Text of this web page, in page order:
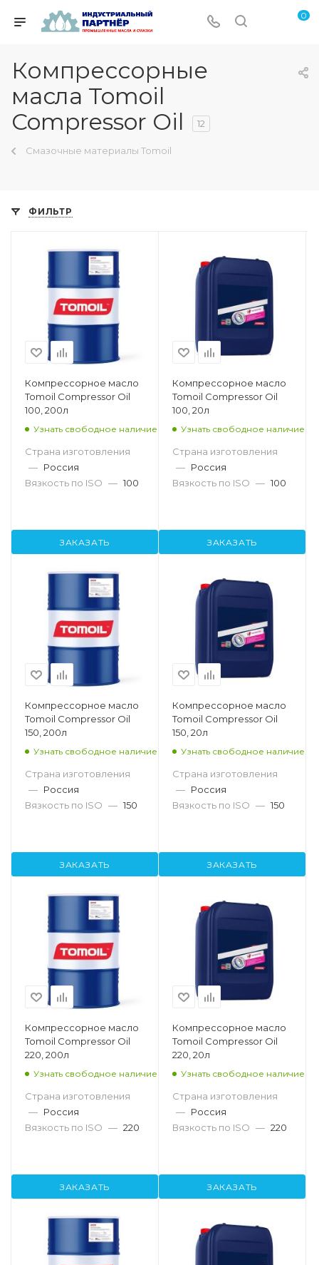
0
Компрессорные
масла Tomoil
Compressor Oil
12
Смазочные материалы Tomoil
ФИЛЬТР
Компрессорное масло
Tomoil Compressor Oil
100, 200л
Узнать свободное наличие
Страна изготовления
— Россия
Вязкость по ISO — 100
ЗАКАЗАТЬ
Компрессорное масло
Tomoil Compressor Oil
100, 20л
Узнать свободное наличие
Страна изготовления
— Россия
Вязкость по ISO — 100
ЗАКАЗАТЬ
Компрессорное масло
Tomoil Compressor Oil
150, 200л
Узнать свободное наличие
Страна изготовления
— Россия
Вязкость по ISO — 150
ЗАКАЗАТЬ
Компрессорное масло
Tomoil Compressor Oil
150, 20л
Узнать свободное наличие
Страна изготовления
— Россия
Вязкость по ISO — 150
ЗАКАЗАТЬ
Компрессорное масло
Tomoil Compressor Oil
220, 200л
Узнать свободное наличие
Страна изготовления
— Россия
Вязкость по ISO — 220
ЗАКАЗАТЬ
Компрессорное масло
Tomoil Compressor Oil
220, 20л
Узнать свободное наличие
Страна изготовления
— Россия
Вязкость по ISO — 220
ЗАКАЗАТЬ